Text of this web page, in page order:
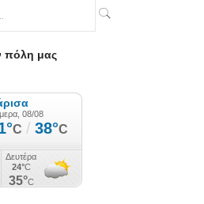
πόλη μας